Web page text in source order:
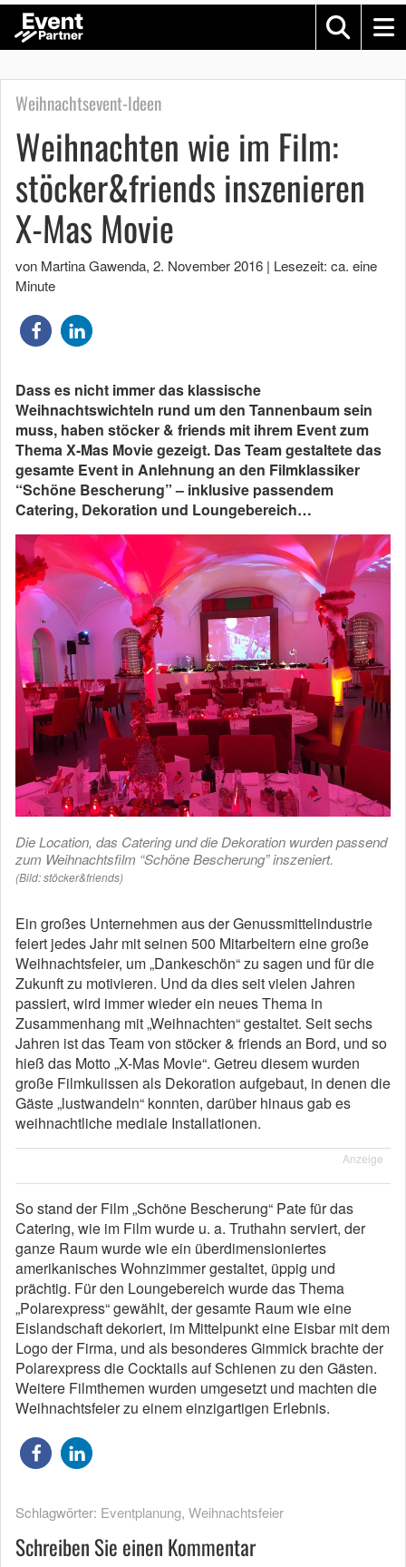
Weihnachtsevent-Ideen
Weihnachten wie im Film:
stöcker&friends inszenieren
X-Mas Movie
von Martina Gawenda, 2. November 2016 | Lesezeit: ca. eine
Minute
Dass es nicht immer das klassische
Weihnachtswichteln rund um den Tannenbaum sein
muss, haben stöcker & friends mit ihrem Event zum
Thema X-Mas Movie gezeigt. Das Team gestaltete das
gesamte Event in Anlehnung an den Filmklassiker
“Schöne Bescherung” – inklusive passendem
Catering, Dekoration und Loungebereich…
Die Location, das Catering und die Dekoration wurden passend
zum Weihnachtsfilm “Schöne Bescherung” inszeniert.
(Bild: stöcker&friends)
Ein großes Unternehmen aus der Genussmittelindustrie
feiert jedes Jahr mit seinen 500 Mitarbeitern eine große
Weihnachtsfeier, um „Dankeschön“ zu sagen und für die
Zukunft zu motivieren. Und da dies seit vielen Jahren
passiert, wird immer wieder ein neues Thema in
Zusammenhang mit „Weihnachten“ gestaltet. Seit sechs
Jahren ist das Team von stöcker & friends an Bord, und so
hieß das Motto „X-Mas Movie“. Getreu diesem wurden
große Filmkulissen als Dekoration aufgebaut, in denen die
Gäste „lustwandeln“ konnten, darüber hinaus gab es
weihnachtliche mediale Installationen.
Anzeige
So stand der Film „Schöne Bescherung“ Pate für das
Catering, wie im Film wurde u. a. Truthahn serviert, der
ganze Raum wurde wie ein überdimensioniertes
amerikanisches Wohnzimmer gestaltet, üppig und
prächtig. Für den Loungebereich wurde das Thema
„Polarexpress“ gewählt, der gesamte Raum wie eine
Eislandschaft dekoriert, im Mittelpunkt eine Eisbar mit dem
Logo der Firma, und als besonderes Gimmick brachte der
Polarexpress die Cocktails auf Schienen zu den Gästen.
Weitere Filmthemen wurden umgesetzt und machten die
Weihnachtsfeier zu einem einzigartigen Erlebnis.
Schlagwörter: Eventplanung, Weihnachtsfeier
Schreiben Sie einen Kommentar